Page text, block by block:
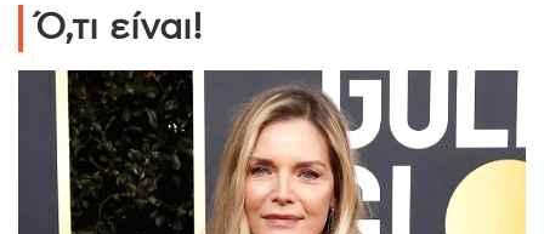
Ό,τι είναι!